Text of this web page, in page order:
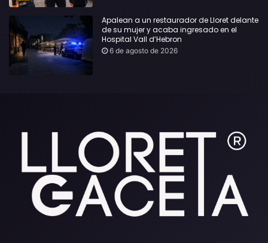
Apalean a un restaurador de Lloret delante
de su mujer y acaba ingresado en el
Hospital Vall d’Hebron
6 de agosto de 2026